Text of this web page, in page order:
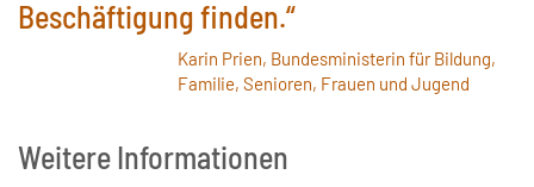
Beschäftigung finden.“
Karin Prien, Bundesministerin für Bildung,
Familie, Senioren, Frauen und Jugend
Weitere Informationen